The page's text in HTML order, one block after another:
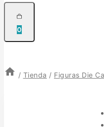
0
/ Tienda / Figuras Die